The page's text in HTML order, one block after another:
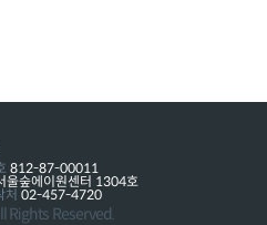
812-87-00011
울숲에이원센터 1304호
처 02-457-4720
Rights Reserved.